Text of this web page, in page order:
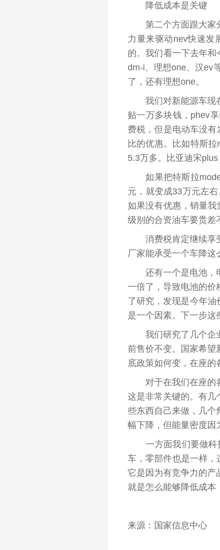
降低成本是关键
第二个方面跟大家分
力量来驱动nev快速发
的。我们看一下去年
dm-i、理想one、汉ev
了，还有理想one。
我们对新能源车现在
贴一万多块钱，phev
费税，但是电动车没
比的优惠。比如特斯
5.3万多。比亚迪宋
如果把特斯拉model
元，就变成33万元左右
如果没有优惠，销量
级别的合资油车要贵差
消费税肯定继续享受
厂家能承受一个车降
还有一个是电池，电
一倍了，导致电池的价
了研究，发现是今年
是一个因素。下一步
我们研究了几个企业
前售价不变。国家希望
底政策如何变，在座的
对于在我们在座的各
这是非常关键的。有几
些东西自己来做，几个
幅下降，但能量密度因
一方面我们要做科技
车，零部件也是一样，
它是因为有竞争力的产
就是怎么能够降低成本
来源：国家信息中心